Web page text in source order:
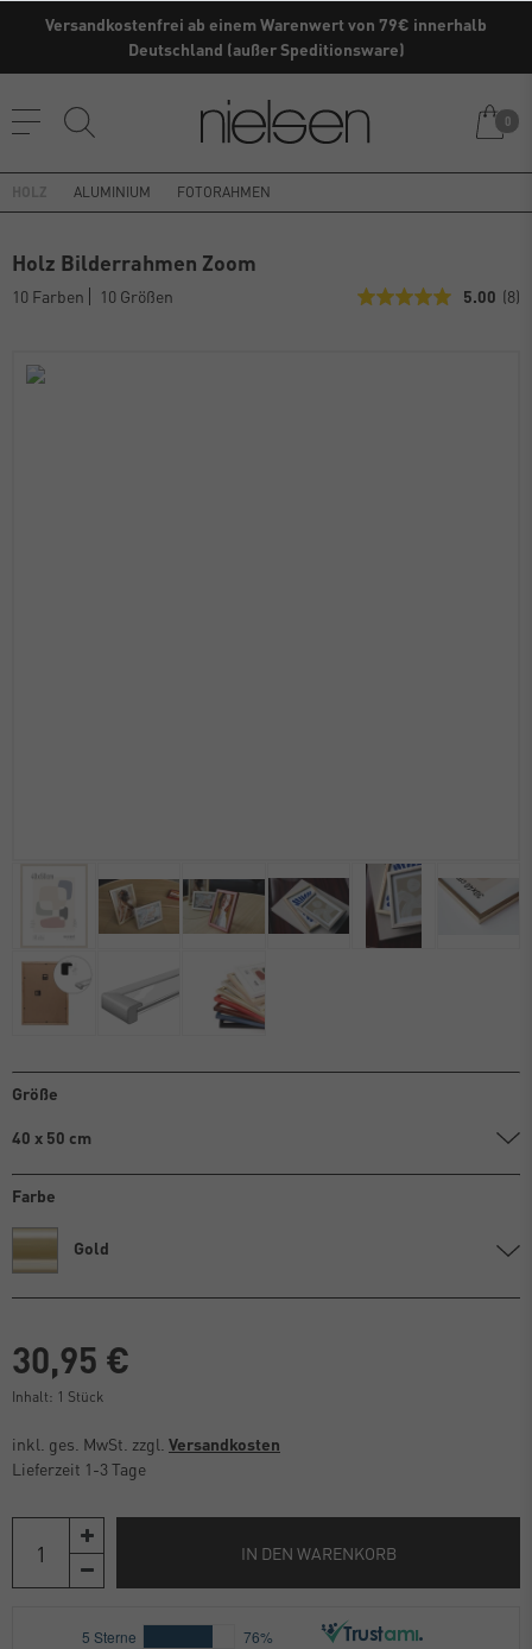
Versandkostenfrei ab einem Warenwert von 79€ innerhalb
Deutschland (außer Speditionsware)
Kaufe direkt vom Hersteller ✓
0
ALUMINIUM FOTORAHMEN
Holz Bilderrahmen Zoom
10 Farben 10 Größen 5.00 (8)
Größe
40 x 50 cm
Farbe
Gold
30,95 €
Inhalt: 1 Stück
inkl. ges. MwSt. zzgl. Versandkosten
Lieferzeit 1-3 Tage
IN DEN WARENKORB